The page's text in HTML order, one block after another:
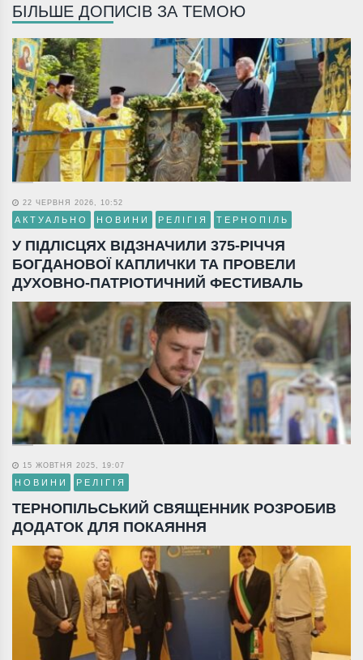
БІЛЬШЕ ДОПИСІВ ЗА ТЕМОЮ
22 ЧЕРВНЯ 2026, 10:52
АКТУАЛЬНО НОВИНИ РЕЛІГІЯ ТЕРНОПІЛЬ
У ПІДЛІСЦЯХ ВІДЗНАЧИЛИ 375-РІЧЧЯ
БОГДАНОВОЇ КАПЛИЧКИ ТА ПРОВЕЛИ
ДУХОВНО-ПАТРІОТИЧНИЙ ФЕСТИВАЛЬ
15 ЖОВТНЯ 2025, 19:07
НОВИНИ РЕЛІГІЯ
ТЕРНОПІЛЬСЬКИЙ СВЯЩЕННИК РОЗРОБИВ
ДОДАТОК ДЛЯ ПОКАЯННЯ